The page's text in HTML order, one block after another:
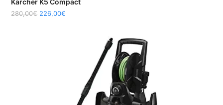
Kärcher K5 Compact
280,00€ 226,00€